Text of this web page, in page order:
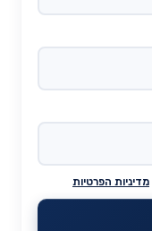
מדיניות הפרטיות